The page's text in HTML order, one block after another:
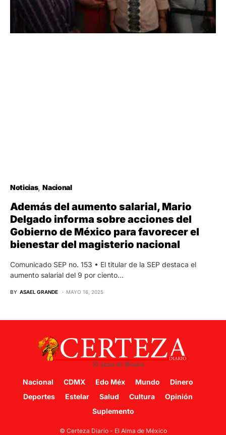
Noticias Nacional
Además del aumento salarial, Mario
Delgado informa sobre acciones del
Gobierno de México para favorecer el
bienestar del magisterio nacional
Comunicado SEP no. 153 • El titular de la SEP destaca el
aumento salarial del 9 por ciento…
BY ASAEL GRANDE MAYO 16, 2025
Nacional CDMX Edo Méx Mundo
Dinero
Deportes
Estelar Salud Cultura
Opinión
Suplemento
© Certeza Diario - El Alma de México